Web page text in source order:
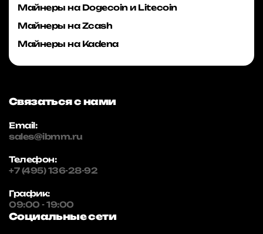
Майнеры на Dogecoin и Litecoin
Майнеры на Zcash
Майнеры на Kadena
Связаться с нами
Email:
sales@ibmm.ru
Телефон:
+7 (495) 136-28-92
График:
09:00 - 19:00
Социальные сети